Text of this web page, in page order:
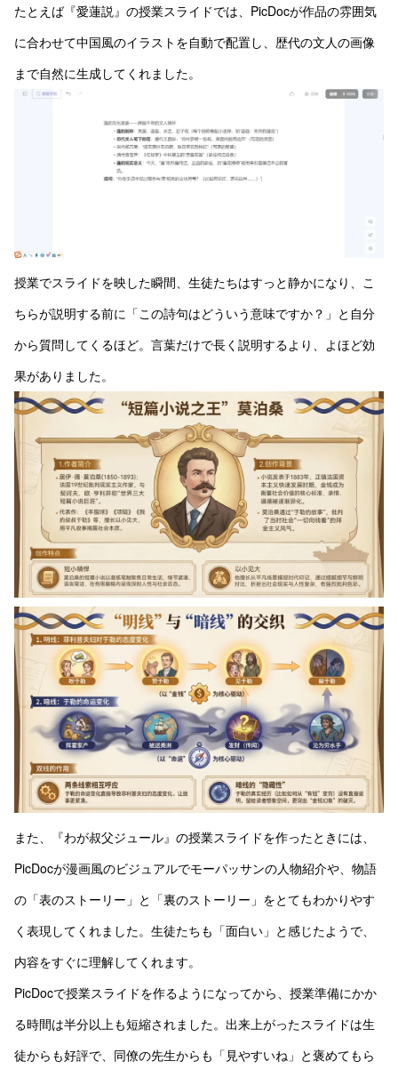
たとえば『愛蓮説』の授業スライドでは、PicDocが作品の雰囲気
に合わせて中国風のイラストを自動で配置し、歴代の文人の画像
まで自然に生成してくれました。
授業でスライドを映した瞬間、生徒たちはすっと静かになり、こ
ちらが説明する前に「この詩句はどういう意味ですか？」と自分
から質問してくるほど。言葉だけで長く説明するより、よほど効
果がありました。
また、『わが叔父ジュール』の授業スライドを作ったときには、
PicDocが漫画風のビジュアルでモーパッサンの人物紹介や、物語
の「表のストーリー」と「裏のストーリー」をとてもわかりやす
く表現してくれました。生徒たちも「面白い」と感じたようで、
内容をすぐに理解してくれます。
PicDocで授業スライドを作るようになってから、授業準備にかか
る時間は半分以上も短縮されました。出来上がったスライドは生
徒からも好評で、同僚の先生からも「見やすいね」と褒めてもら